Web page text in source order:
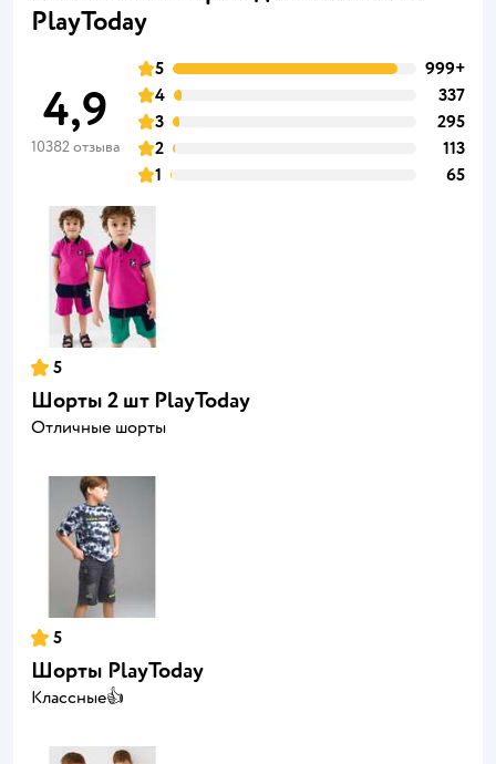
PlayToday
4,9
10382 отзыва
5
999+
4
337
3
295
2
113
1
65
5
Шорты 2 шт PlayToday
Отличные шорты
5
Шорты PlayToday
Классные👍